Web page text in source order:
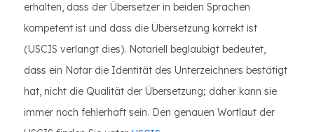
erhalten, dass der Übersetzer in beiden Sprachen
kompetent ist und dass die Übersetzung korrekt ist
(USCIS verlangt dies). Notariell beglaubigt bedeutet,
dass ein Notar die Identität des Unterzeichners bestätigt
hat, nicht die Qualität der Übersetzung; daher kann sie
immer noch fehlerhaft sein. Den genauen Wortlaut der